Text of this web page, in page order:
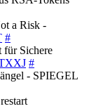
a Risk -
#
für Sichere
#
- SPIEGEL